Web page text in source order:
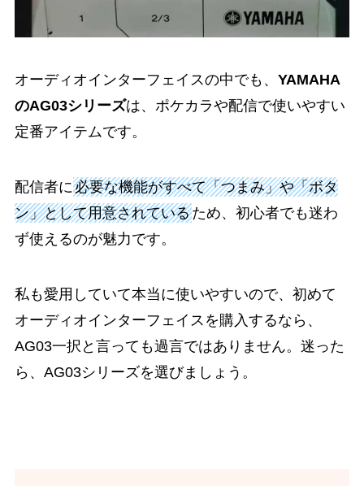
オーディオインターフェイスの中でも、 YAMAHA
のAG03シリーズは、ポケカラや配信で使いやすい
定番アイテムです。
配信者に必要な機能がすべて「つまみ」や「ボタ
ン」として用意されているため、初心者でも迷わ
ず使えるのが魅力です。
私も愛用していて本当に使いやすいので、初めて
オーディオインターフェイスを購入するなら、
AG03一択と言っても過言ではありません。迷った
ら、AG03シリーズを選びましょう。